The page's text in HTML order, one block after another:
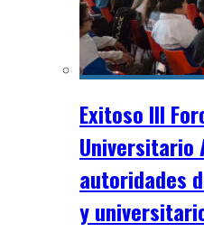
Exitoso III
Universitario
autoridades
y